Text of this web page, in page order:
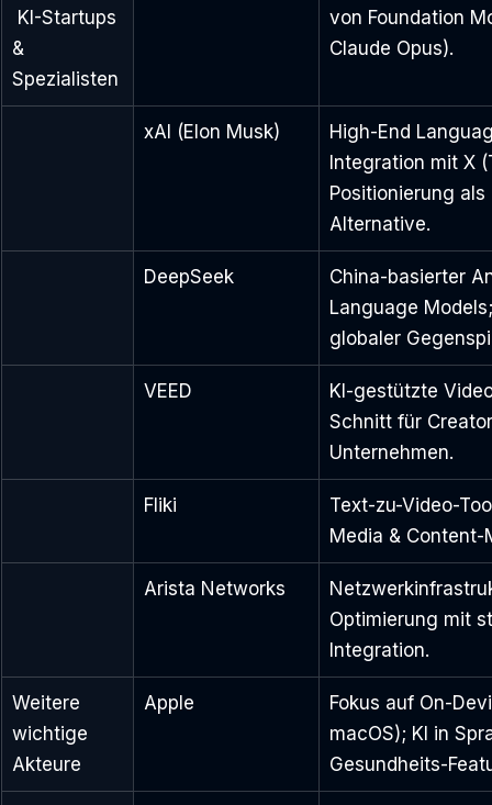
KI-Startups
&
Spezialisten
von Foundation
Claude Opus).
xAI (Elon Musk)
High-End
Integration mit X
Positionierung als
Alternative.
DeepSeek
China-basierter
Language
globaler
VEED
KI-gestützte
Schnitt für
Unternehmen.
Fliki
Text-zu-Video-
Media & Content-
Arista Networks
Optimierung mit
Integration.
Weitere
wichtige
Akteure
Apple
Fokus auf On-
macOS); KI in
Gesundheits-